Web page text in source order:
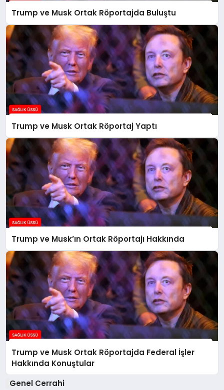
Trump ve Musk Ortak Röportajda Buluştu
Trump ve Musk Ortak Röportaj Yaptı
Trump ve Musk’ın Ortak Röportajı Hakkında
Trump ve Musk Ortak Röportajda Federal İşler
Hakkında Konuştular
Genel Cerrahi